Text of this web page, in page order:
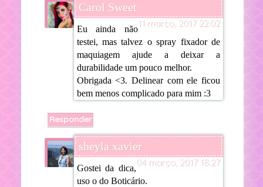
Carol Sweet
11 março, 2017 22:02
Eu ainda não
testei, mas talvez o spray fixador de
maquiagem ajude a deixar a
durabilidade um pouco melhor.
Obrigada <3. Delinear com ele ficou
bem menos complicado para mim :3
Responder
sheyla xavier
04 março, 2017 18:27
Gostei da dica,
uso o do Boticário.